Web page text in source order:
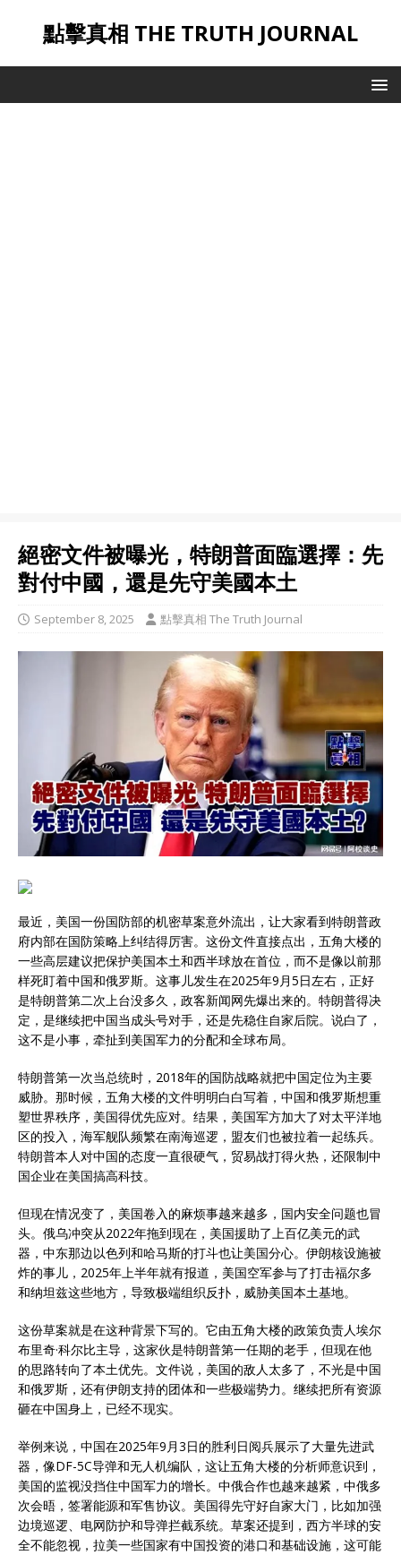
點擊真相 THE TRUTH JOURNAL
絕密文件被曝光，特朗普面臨選擇：先
對付中國，還是先守美國本土
September 8, 2025 點擊真相 The Truth Journal
最近，美国一份国防部的机密草案意外流出，让大家看到特朗普政
府内部在国防策略上纠结得厉害。这份文件直接点出，五角大楼的
一些高层建议把保护美国本土和西半球放在首位，而不是像以前那
样死盯着中国和俄罗斯。这事儿发生在2025年9月5日左右，正好
是特朗普第二次上台没多久，政客新闻网先爆出来的。特朗普得决
定，是继续把中国当成头号对手，还是先稳住自家后院。说白了，
这不是小事，牵扯到美国军力的分配和全球布局。
特朗普第一次当总统时，2018年的国防战略就把中国定位为主要
威胁。那时候，五角大楼的文件明明白白写着，中国和俄罗斯想重
塑世界秩序，美国得优先应对。结果，美国军方加大了对太平洋地
区的投入，海军舰队频繁在南海巡逻，盟友们也被拉着一起练兵。
特朗普本人对中国的态度一直很硬气，贸易战打得火热，还限制中
国企业在美国搞高科技。
但现在情况变了，美国卷入的麻烦事越来越多，国内安全问题也冒
头。俄乌冲突从2022年拖到现在，美国援助了上百亿美元的武
器，中东那边以色列和哈马斯的打斗也让美国分心。伊朗核设施被
炸的事儿，2025年上半年就有报道，美国空军参与了打击福尔多
和纳坦兹这些地方，导致极端组织反扑，威胁美国本土基地。
这份草案就是在这种背景下写的。它由五角大楼的政策负责人埃尔
布里奇·科尔比主导，这家伙是特朗普第一任期的老手，但现在他
的思路转向了本土优先。文件说，美国的敌人太多了，不光是中国
和俄罗斯，还有伊朗支持的团体和一些极端势力。继续把所有资源
砸在中国身上，已经不现实。
举例来说，中国在2025年9月3日的胜利日阅兵展示了大量先进武
器，像DF-5C导弹和无人机编队，这让五角大楼的分析师意识到，
美国的监视没挡住中国军力的增长。中俄合作也越来越紧，中俄多
次会晤，签署能源和军售协议。美国得先守好自家大门，比如加强
边境巡逻、电网防护和导弹拦截系统。草案还提到，西方半球的安
全不能忽视，拉美一些国家有中国投资的港口和基础设施，这可能